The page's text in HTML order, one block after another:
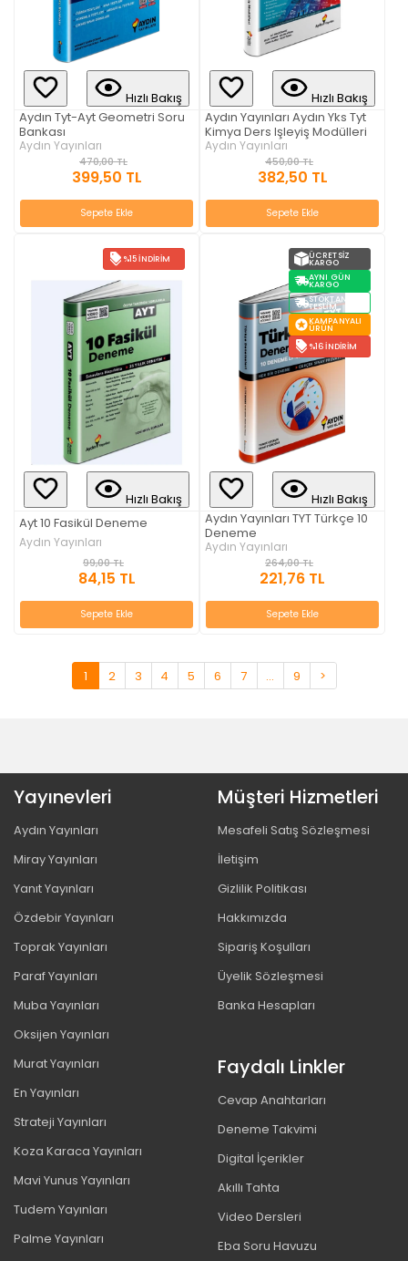
Hızlı Bakış
Aydın Tyt-Ayt Geometri Soru
Bankası
Aydın Yayınları
470,00 TL
399,50 TL
Sepete Ekle
Hızlı Bakış
Aydın Yayınları Aydın Yks Tyt
Kimya Ders Işleyiş Modülleri
Aydın Yayınları
450,00 TL
382,50 TL
Sepete Ekle
%15 İNDIRIM
Hızlı Bakış
Ayt 10 Fasikül Deneme
Aydın Yayınları
99,00 TL
84,15 TL
Sepete Ekle
ÜCRETSIZ
KARGO
AYNI GÜN
KARGO
STOKTAN
TESLIM
KAMPANYALI
ÜRÜN
%16 İNDIRIM
Hızlı Bakış
Aydın Yayınları TYT Türkçe 10
Deneme
Aydın Yayınları
264,00 TL
221,76 TL
Sepete Ekle
1 2 3 4 5 6 7 ... 9 >
Yayınevleri
Aydın Yayınları
Miray Yayınları
Yanıt Yayınları
Özdebir Yayınları
Toprak Yayınları
Paraf Yayınları
Muba Yayınları
Oksijen Yayınları
Murat Yayınları
En Yayınları
Strateji Yayınları
Koza Karaca Yayınları
Mavi Yunus Yayınları
Tudem Yayınları
Palme Yayınları
Müşteri Hizmetleri
Mesafeli Satış Sözleşmesi
İletişim
Gizlilik Politikası
Hakkımızda
Sipariş Koşulları
Üyelik Sözleşmesi
Banka Hesapları
Faydalı Linkler
Cevap Anahtarları
Deneme Takvimi
Digital İçerikler
Akıllı Tahta
Video Dersleri
Eba Soru Havuzu